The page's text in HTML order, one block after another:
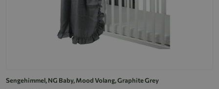
Sengehimmel, NG Baby, Mood Volang, Graphite Grey